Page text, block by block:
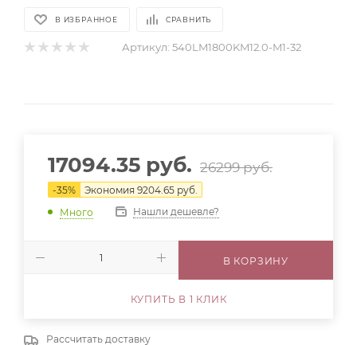
В ИЗБРАННОЕ СРАВНИТЬ
Артикул: 540LM1800KM12.0-M1-32
17094.35 руб. 26299руб.
-35% Экономия 9204.65 руб.
Много
Нашли дешевле?
В КОРЗИНУ
КУПИТЬ В 1 КЛИК
Рассчитать доставку